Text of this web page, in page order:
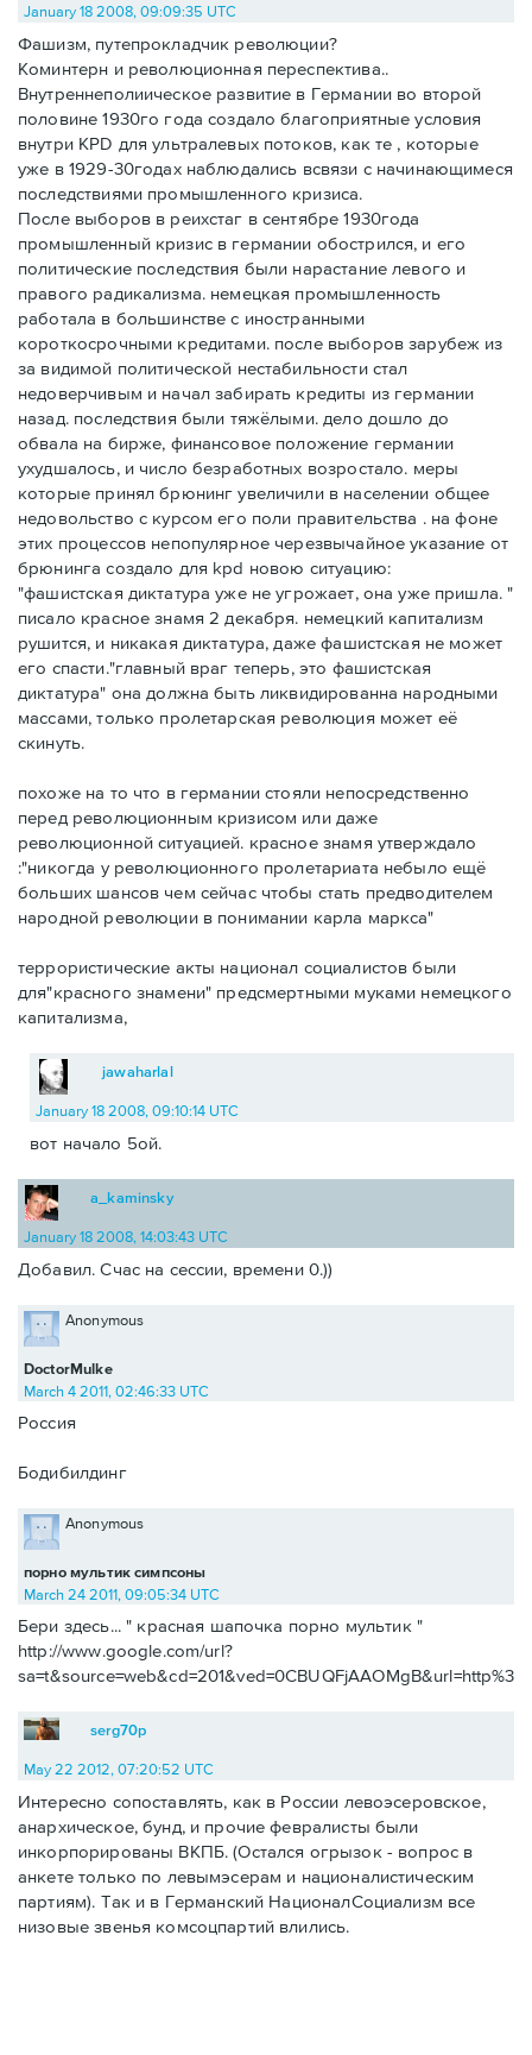
January 18 2008, 09:09:35 UTC
Фашизм, путепрокладчик революции?
Коминтерн и революционная переспектива..
Внутреннеполиическое развитие в Германии во второй
половине 1930го года создало благоприятные условия
внутри KPD для ультралевых потоков, как те , которые
уже в 1929-30годах наблюдались всвязи с начинающимеся
последствиями промышленного кризиса.
После выборов в реихстаг в сентябре 1930года
промышленный кризис в германии обострился, и его
политические последствия были нарастание левого и
правого радикализма. немецкая промышленность
работала в большинстве с иностранными
короткосрочными кредитами. после выборов зарубеж из
за видимой политической нестабильности стал
недоверчивым и начал забирать кредиты из германии
назад. последствия были тяжёлыми. дело дошло до
обвала на бирже, финансовое положение германии
ухудшалось, и число безработных возростало. меры
которые принял брюнинг увеличили в населении общее
недовольство с курсом его поли правительства . на фоне
этих процессов непопулярное черезвычайное указание от
брюнинга создало для kpd новою ситуацию:
"фашистская диктатура уже не угрожает, она уже пришла. "
писало красное знамя 2 декабря. немецкий капитализм
рушится, и никакая диктатура, даже фашистская не может
его спасти."главный враг теперь, это фашистская
диктатура" она должна быть ликвидированна народными
массами, только пролетарская революция может её
скинуть.
похоже на то что в германии стояли непосредственно
перед революционным кризисом или даже
революционной ситуацией. красное знамя утверждало
:"никогда у революционного пролетариата небыло ещё
больших шансов чем сейчас чтобы стать предводителем
народной революции в понимании карла маркса"
террористические акты национал социалистов были
для"красного знамени" предсмертными муками немецкого
капитализма,
jawaharlal
January 18 2008, 09:10:14 UTC
вот начало 5ой.
a_kaminsky
January 18 2008, 14:03:43 UTC
Добавил. Счас на сессии, времени 0.))
DoctorMulke
Anonymous
March 4 2011, 02:46:33 UTC
Россия
Бодибилдинг
порно мультик симпсоны
Anonymous
March 24 2011, 09:05:34 UTC
Бери здесь... " красная шапочка порно мультик "
http://www.google.com/url?
serg70p
May 22 2012, 07:20:52 UTC
Интересно сопоставлять, как в России левоэсеровское,
анархическое, бунд, и прочие февралисты были
инкорпорированы ВКПБ. (Остался огрызок - вопрос в
анкете только по левымэсерам и националистическим
партиям). Так и в Германский НационалСоциализм все
низовые звенья комсоцпартий влились.